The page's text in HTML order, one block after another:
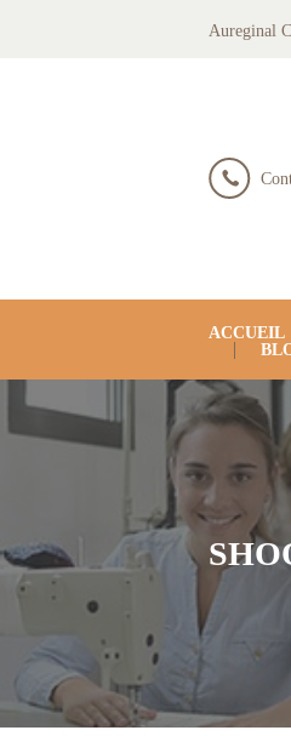
Aureginal
ACCUEIL